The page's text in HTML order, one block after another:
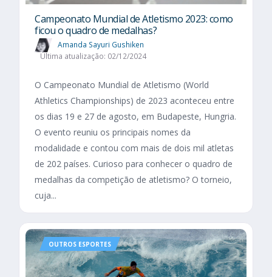
Campeonato Mundial de Atletismo 2023: como
ficou o quadro de medalhas?
Amanda Sayuri Gushiken
Última atualização: 02/12/2024
O Campeonato Mundial de Atletismo (World
Athletics Championships) de 2023 aconteceu entre
os dias 19 e 27 de agosto, em Budapeste, Hungria.
O evento reuniu os principais nomes da
modalidade e contou com mais de dois mil atletas
de 202 países. Curioso para conhecer o quadro de
medalhas da competição de atletismo? O torneio,
cuja...
OUTROS ESPORTES